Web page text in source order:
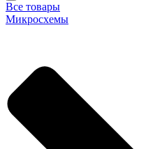
Все товары
Микросхемы